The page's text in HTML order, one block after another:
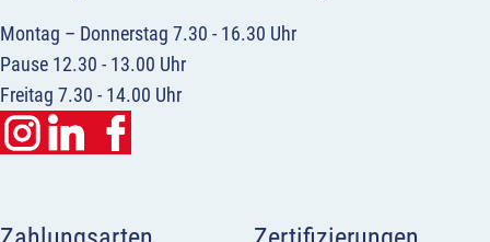
Montag – Donnerstag 7.30 - 16.30 Uhr
Pause 12.30 - 13.00 Uhr
Freitag 7.30 - 14.00 Uhr